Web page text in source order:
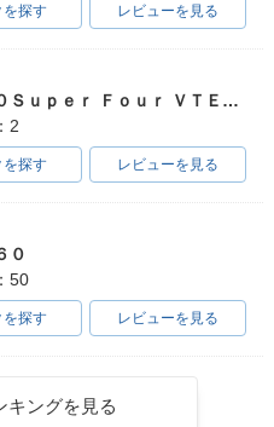
を探す レビューを見る
ＣＢ４００Ｓｕｐｅｒ Ｆｏｕｒ ＶＴＥＣ ＳＰＥＣ３
2
を探す レビューを見る
０
50
を探す レビューを見る
キングを見る